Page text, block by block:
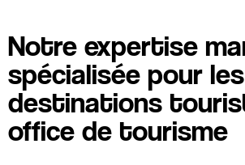
Notre expertise
spécialisée pour les
destinations
office de tourisme